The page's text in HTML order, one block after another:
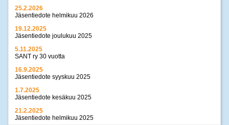
25.2.2026
Jäsentiedote helmikuu 2026
19.12.2025
Jäsentiedote joulukuu 2025
5.11.2025
SANT ry 30 vuotta
16.9.2025
Jäsentiedote syyskuu 2025
1.7.2025
Jäsentiedote kesäkuu 2025
21.2.2025
Jäsentiedote helmikuu 2025